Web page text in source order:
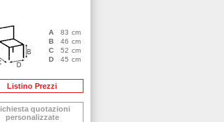
Listino Prezzi
quotazioni
personalizzate
A 83 cm
B
46 cm
C
52 cm
D
45 cm